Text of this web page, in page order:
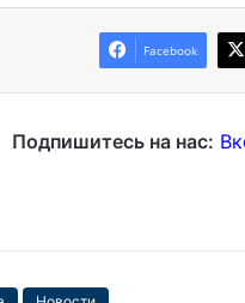
Facebook
Подпишитесь на нас: